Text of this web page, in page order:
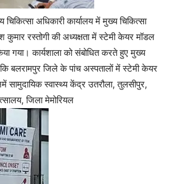
अधिकारी कार्यालय में मुख्य चिकित्सा
कुमार रस्तोगी की अध्यक्षता में स्टेमी केयर मॉडल
गया। कार्यशाला को संबोधित करते हुए मुख्य
कि बलरामपुर जिले के पांच अस्पतालों में स्टेमी केयर
सामुदायिक स्वास्थ्य केंद्र उतरौला, तुलसीपुर,
जिला मेमोरियल